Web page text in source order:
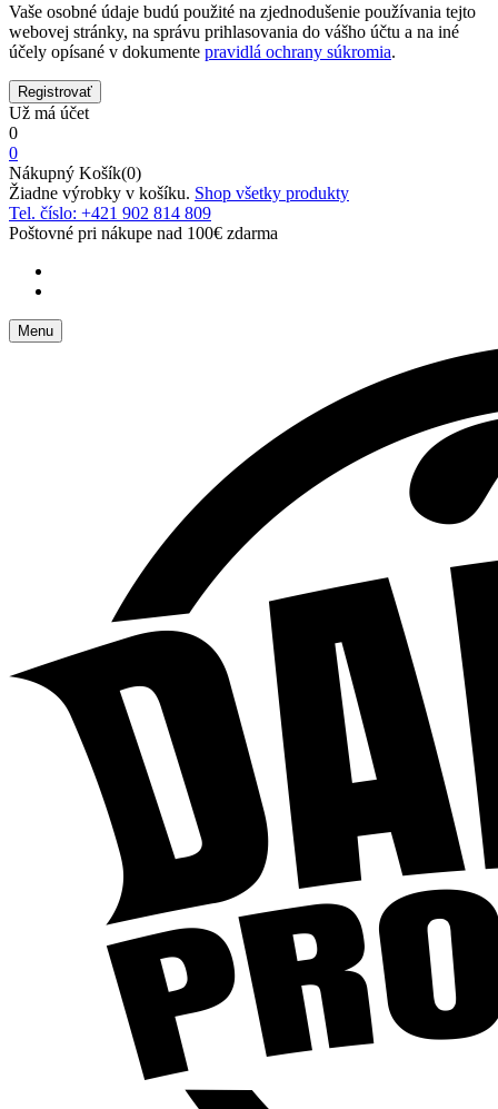
Vaše osobné údaje budú použité na zjednodušenie používania tejto
webovej stránky, na správu prihlasovania do vášho účtu a na iné
účely opísané v dokumente pravidlá ochrany súkromia.
Už má účet
0
0
Nákupný Košík(0)
Žiadne výrobky v košíku. Shop všetky produkty
Tel. číslo: +421 902 814 809
Poštovné pri nákupe nad 100€ zdarma
Menu